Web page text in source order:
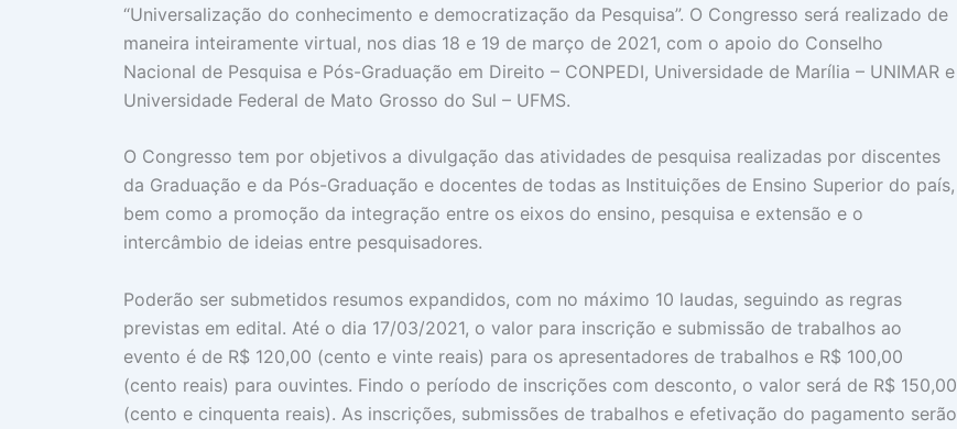
“Universalização do conhecimento e democratização da Pesquisa”. O Congresso será realizado de
maneira inteiramente virtual, nos dias 18 e 19 de março de 2021, com o apoio do Conselho
Nacional de Pesquisa e Pós-Graduação em Direito – CONPEDI, Universidade de Marília – UNIMAR e
Universidade Federal de Mato Grosso do Sul – UFMS.
O Congresso tem por objetivos a divulgação das atividades de pesquisa realizadas por discentes
da Graduação e da Pós-Graduação e docentes de todas as Instituições de Ensino Superior do país,
bem como a promoção da integração entre os eixos do ensino, pesquisa e extensão e o
intercâmbio de ideias entre pesquisadores.
Poderão ser submetidos resumos expandidos, com no máximo 10 laudas, seguindo as regras
previstas em edital. Até o dia 17/03/2021, o valor para inscrição e submissão de trabalhos ao
evento é de R$ 120,00 (cento e vinte reais) para os apresentadores de trabalhos e R$ 100,00
(cento reais) para ouvintes. Findo o período de inscrições com desconto, o valor será de R$ 150,00
(cento e cinquenta reais). As inscrições, submissões de trabalhos e efetivação do pagamento serão